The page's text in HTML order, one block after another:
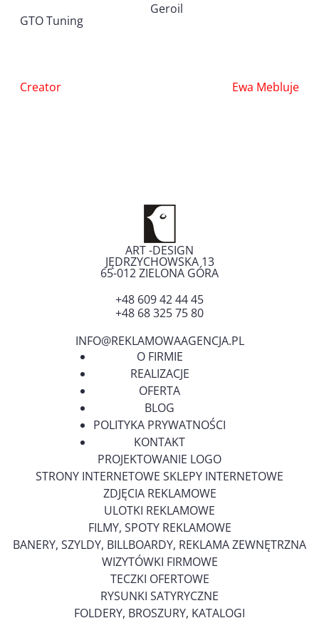
GTO Tuning
Geroil
Nawigacja
Creator Ewa Mebluje
ART -DESIGN
JĘDRZYCHOWSKA 13
65-012ZIELONA GÓRA
+48 609 42 44 45
+48 68 325 75 80
INFO@REKLAMOWAAGENCJA.PL
O FIRMIE
REALIZACJE
OFERTA
BLOG
POLITYKA PRYWATNOŚCI
KONTAKT
PROJEKTOWANIE LOGO
STRONY INTERNETOWE SKLEPY INTERNETOWE
ZDJĘCIA REKLAMOWE
ULOTKI REKLAMOWE
FILMY, SPOTY REKLAMOWE
BANERY, SZYLDY, BILLBOARDY, REKLAMA ZEWNĘTRZNA
WIZYTÓWKI FIRMOWE
TECZKI OFERTOWE
RYSUNKI SATYRYCZNE
FOLDERY, BROSZURY, KATALOGI